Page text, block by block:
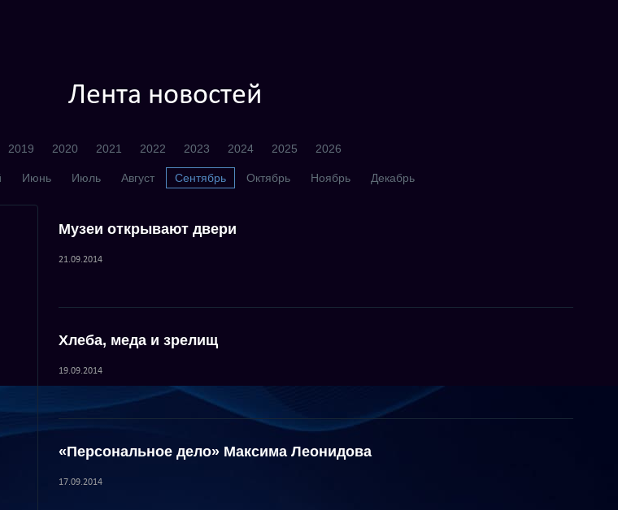
Лента новостей
2019 2020 2021 2022 2023 2024 2025 2026
Июнь Июль Август Сентябрь Октябрь Ноябрь Декабрь
Музеи открывают двери
21.09.2014
Хлеба, меда и зрелищ
19.09.2014
«Персональное дело» Максима Леонидова
17.09.2014